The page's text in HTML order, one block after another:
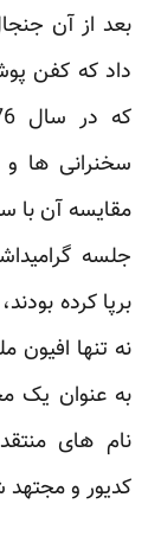
بعد از آن
داد که کفن
سخنرانی ها
مقایسه آن با
جلسه
برپا کرده
نه تنها
به عنوان یک
نام های
کدیور و مجتهد